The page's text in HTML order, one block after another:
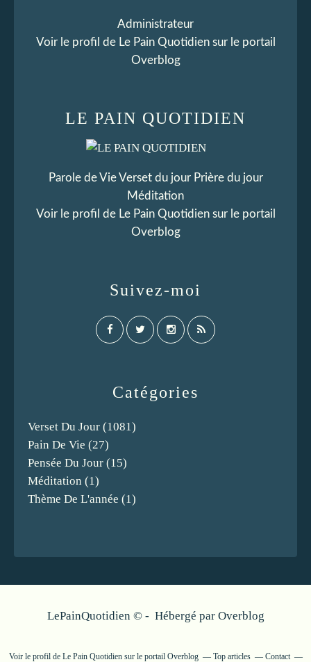
Catégories
Verset Du Jour (1081)
Pain De Vie (27)
Pensée Du Jour (15)
Méditation (1)
Thème De L'année (1)
LE PAIN QUOTIDIEN
Parole de Vie Verset du jour Prière du jour
Méditation
Voir le profil de Le Pain Quotidiensur le portail
Overblog
Suivez-moi
Administrateur
Voir le profil de Le Pain Quotidiensur le portail
Overblog
LePainQuotidien © - Hébergé par Overblog
Voir le profil de Le Pain Quotidiensur le portail Overblog Top articles Contact